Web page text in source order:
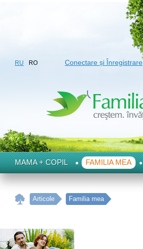
RU RO Conectare și Înregistrare
MAMA + COPIL FAMILIA MEA
Articole Familia mea